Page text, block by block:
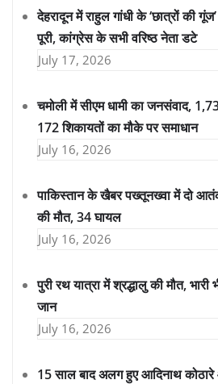
देहरादून में राहुल गांधी के ‘छात्रों की
पूरी, कांग्रेस के सभी वरिष्ठ नेता डटे
July 17, 2026
चमोली में सीएम धामी का जनसंवाद,
172 शिकायतों का मौके पर समाधान
July 16, 2026
पाकिस्तान के खैबर पख्तूनख्वा में दो
की मौत, 34 घायल
July 16, 2026
पुरी रथ यात्रा में श्रद्धालु की मौत,
जान
July 16, 2026
15 साल बाद अलग हुए आदिनाथ कोठारे